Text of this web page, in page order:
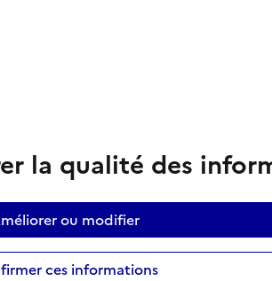
la qualité des
ou modifier
ces informations